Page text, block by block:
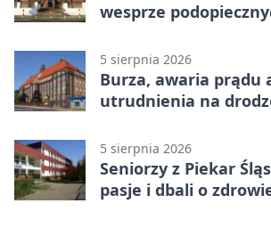
wesprze
5 sierpnia 2026
Burza, awaria prądu
utrudnienia na
5 sierpnia 2026
Seniorzy z Piekar
pasje i dbali o